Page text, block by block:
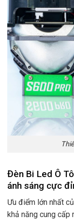
Đèn Bi Led Ô
ánh sáng cực
Ưu điểm lớn nhất
khả năng cung cấp